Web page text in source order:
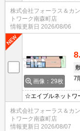
数在籍しており、
現地付近にて待ち合
や、主要駅までの
ルネットワーク南森
問合せ下さい♪
株式会社フォーラス＆カ
トワーク南森町店
情報更新日 2026/08/06
画像：29枚
7
☆エイブルネットワ
数在籍しており、
現地付近にて待ち合
や、主要駅までの
ルネットワーク南森
株式会社フォーラス＆カ
トワーク南森町店
情報更新日 2026/08/07